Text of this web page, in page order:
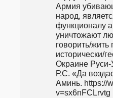
Армия
народ,
функционалу
уничтожают
говорить/жить
исторически/
Окраине Руси-
Р.С. «Да
Аминь. https://
v=sx6nFCLrvtg